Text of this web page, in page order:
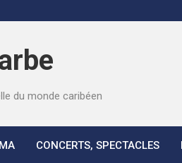
du monde caribéen
CONCERTS, SPECTACLES